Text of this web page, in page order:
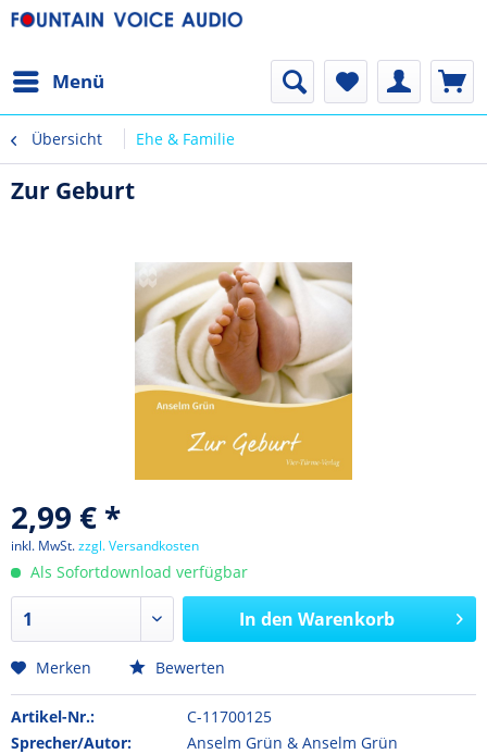
Menü
Übersicht Ehe & Familie
Zur Geburt
2,99 € *
inkl. MwSt.zzgl. Versandkosten
Als Sofortdownload verfügbar
In den Warenkorb
Merken Bewerten
Artikel-Nr.:
C-11700125
Sprecher/Autor:
Anselm Grün & Anselm Grün